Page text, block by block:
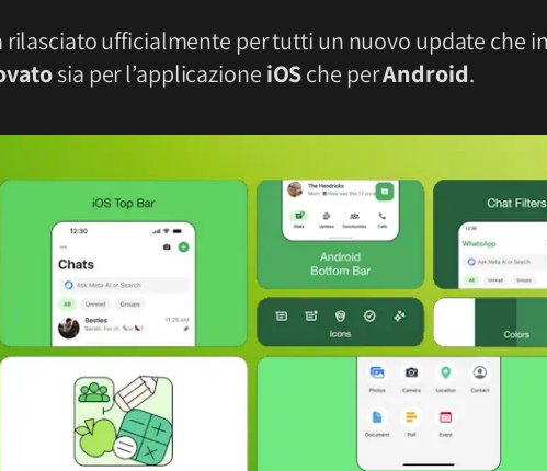
rilasciato ufficialmente per tutti un nuovo update che
sia per l’applicazione iOSche perAndroid.